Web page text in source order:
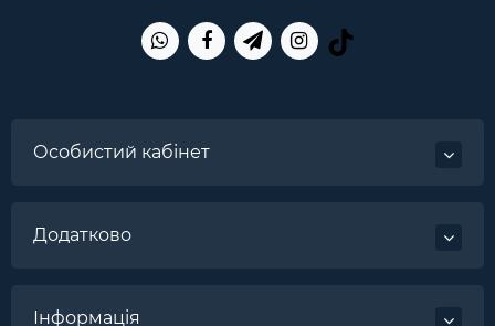
Особистий кабінет
Додатково
Інформація